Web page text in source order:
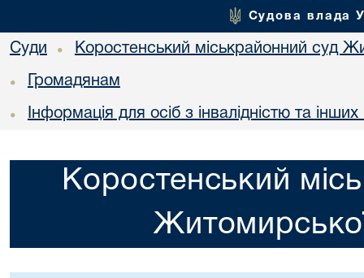
Судова влада
Суди • Коростенський міськрайонний суд
• Громадянам
• Інформація для осіб з інвалідністю та
Коростенський